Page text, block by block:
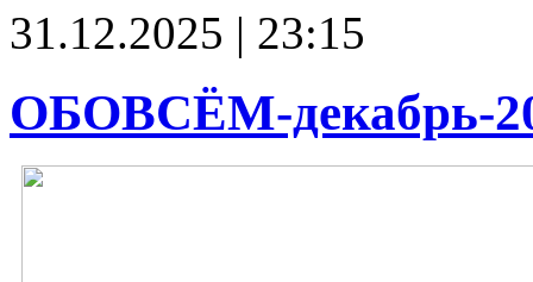
31.12.2025 | 23:15
ОБОВСЁМ-декабрь-